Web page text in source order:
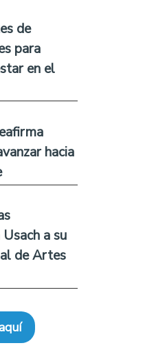
de
para
en el
hacia
a su
de Artes